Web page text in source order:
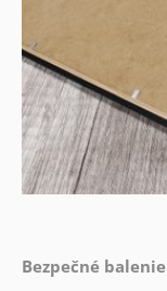
Bezpečné balenie